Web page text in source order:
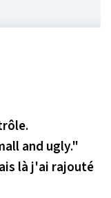
and ugly."
là j'ai rajouté